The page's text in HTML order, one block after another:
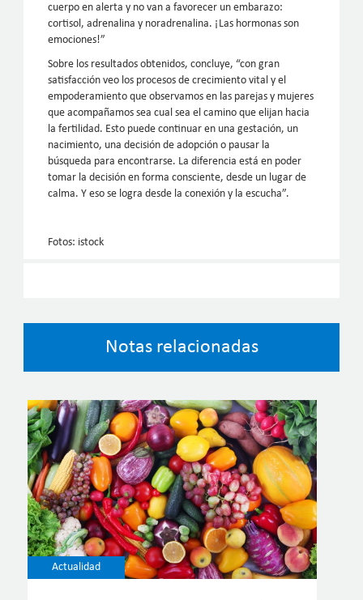
cuerpo en alerta y no van a favorecer un embarazo:
cortisol, adrenalina y noradrenalina. ¡Las hormonas son
emociones!”
Sobre los resultados obtenidos, concluye, “con gran
satisfacción veo los procesos de crecimiento vital y el
empoderamiento que observamos en las parejas y mujeres
que acompañamos sea cual sea el camino que elijan hacia
la fertilidad. Esto puede continuar en una gestación, un
nacimiento, una decisión de adopción o pausar la
búsqueda para encontrarse. La diferencia está en poder
tomar la decisión en forma consciente, desde un lugar de
calma. Y eso se logra desde la conexión y la escucha”.
Fotos: istock
Notas relacionadas
Actualidad